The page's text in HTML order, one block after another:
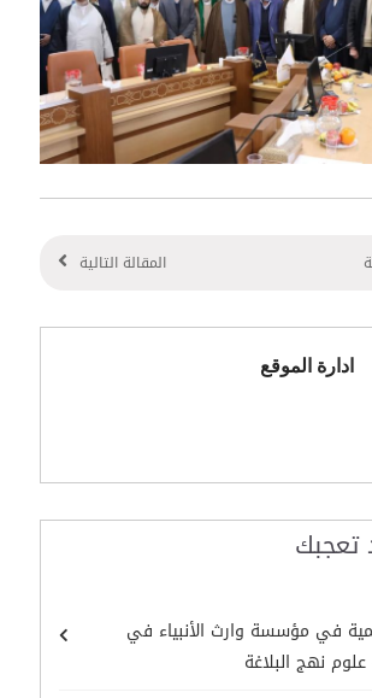
المقالة التالية
ادارة الموقع
تعجبك
في مؤسسة وارث الأنبياء في
نهج البلاغة